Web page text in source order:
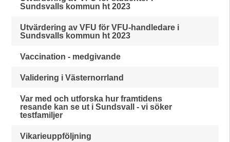
Sundsvalls kommun ht 2023
Utvärdering av VFU för VFU-handledare i
Sundsvalls kommun ht 2023
Vaccination - medgivande
Validering i Västernorrland
Var med och utforska hur framtidens
resande kan se ut i Sundsvall - vi söker
testfamiljer
Vikarieuppföljning